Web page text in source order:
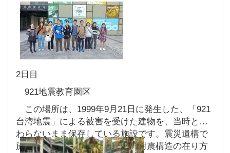
2日目
921地震教育園区
この場所は、1999年9月21日に発生した、「921
台湾地震」による被害を受けた建物を、当時と変
わらないまま保存している施設です。震災遺構で
施設研修を行い、地震の影響と耐震構造の在り方